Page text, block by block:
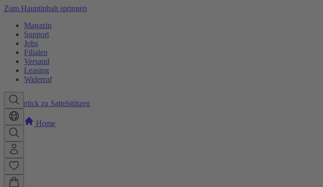
Zum Hauptinhalt springen
Magazin
Support
Jobs
Filialen
Versand
Leasing
Widerruf
Zurück zu Sattelstützen
Home